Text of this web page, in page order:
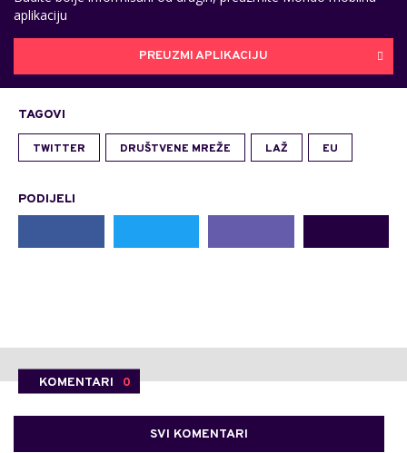
aplikaciju
PREUZMI APLIKACIJU
TAGOVI
TWITTER DRUŠTVENE MREŽE LAŽ EU
PODIJELI
KOMENTARI 0
SVI KOMENTARI